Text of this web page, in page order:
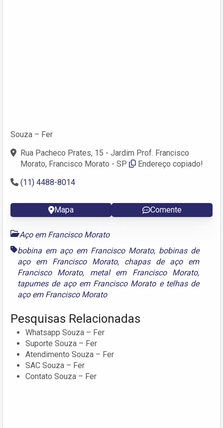
Souza – Fer
Rua Pacheco Prates, 15 - Jardim Prof. Francisco
Morato, Francisco Morato - SP
Endereço copiado!
(11) 4488-8014
Mapa Comente
Aço em Francisco Morato
bobina em aço em Francisco Morato, bobinas de
aço em Francisco Morato, chapas de aço em
Francisco Morato, metal em Francisco Morato,
tapumes de aço em Francisco Moratoe telhas de
aço em Francisco Morato
Pesquisas Relacionadas
Whatsapp Souza – Fer
Suporte Souza – Fer
Atendimento Souza – Fer
SAC Souza – Fer
Contato Souza – Fer